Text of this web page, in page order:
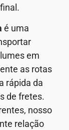
é uma
em
as rotas
rápida da
de fretes.
nosso
relação